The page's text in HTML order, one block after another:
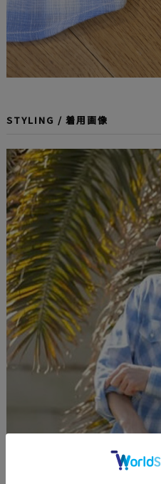
STYLING / 着用画像